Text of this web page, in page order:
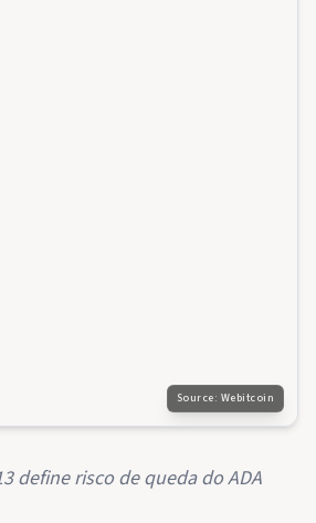
Source: Webitcoin
define risco de queda do ADA